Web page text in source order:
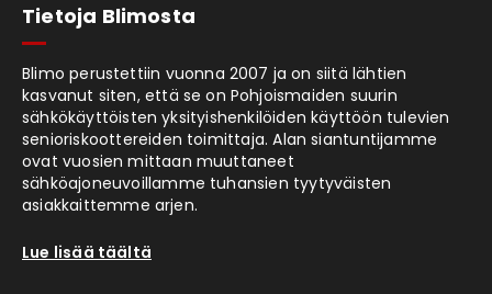
Tietoja Blimosta
Blimo perustettiin vuonna 2007 ja on siitä lähtien
kasvanut siten, että se on Pohjoismaiden suurin
sähkökäyttöisten yksityishenkilöiden käyttöön tulevien
senioriskoottereiden toimittaja. Alan siantuntijamme
ovat vuosien mittaan muuttaneet
sähköajoneuvoillamme tuhansien tyytyväisten
asiakkaittemme arjen.
Lue lisää täältä